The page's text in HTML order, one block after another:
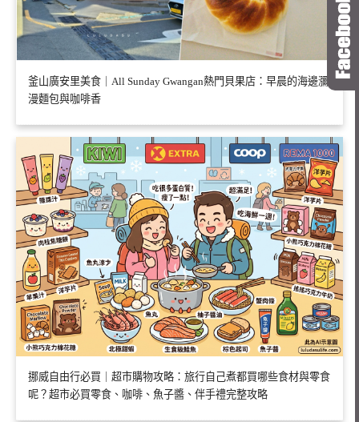
釜山廣安里美食｜All Sunday Gwangan熱門貝果店：早晨的海邊瀰
漫麵包與咖啡香
挪威自由行必買｜超市購物攻略：旅行自己煮都買哪些食材與零食
呢？超市必買零食、咖啡、魚子醬、伴手禮完整攻略